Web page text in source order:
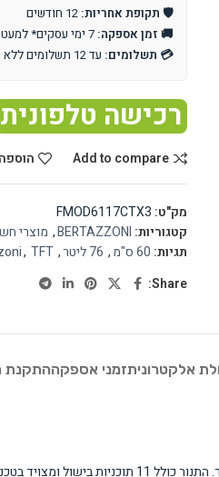
🛡️ תקופת אחריות:
🚚 זמן אספקה:
💳 תשלומים: עד 12 תשלומים ללא ריבית והצמדה
רכישה טלפונית
Add to compare
מק"ט: FMOD6117CTX3
קטגוריות: BERTAZZONI
, מוצרי
תגיות: 60 ס"מ , 76 ליטר ,
, TFT
Share:
אלקטרוניתזמני אספקההתקנת